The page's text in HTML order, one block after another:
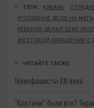
ТЕГИ: КУБАНЬ
УГОЛОВНОЕ ДЕЛО НА МАТЬ
РЕБЕНОК ДЕЛАЛ СЕБЕ
ЖЕСТОКОЙ ОБРАЩЕНИЕ С
ЧИТАЙТЕ ТАКЖЕ:
Технофашисты XXI века
"Кротами" были все?